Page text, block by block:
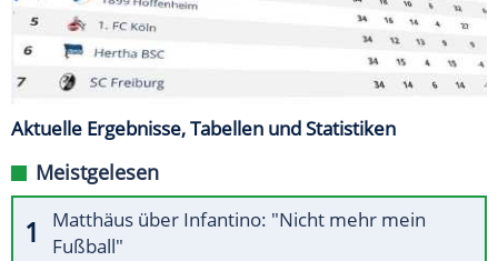
Aktuelle Ergebnisse, Tabellen und Statistiken
Meistgelesen
Matthäus über Infantino: "Nicht mehr mein
Fußball"